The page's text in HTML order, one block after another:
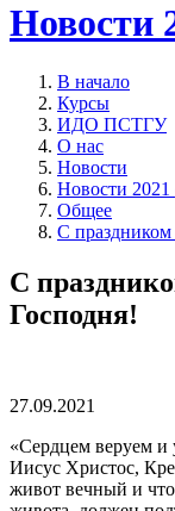
Новости
В начало
Курсы
ИДО ПСТГУ
О нас
Новости
Новости 2021
Общее
С
С
Господня!
27.09.2021
«Сердцем веруем и
Иисус Христос,
живот вечный и